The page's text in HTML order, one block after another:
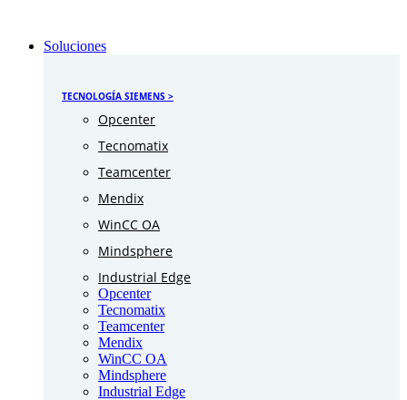
Soluciones
TECNOLOGÍA SIEMENS >
Opcenter
Tecnomatix
Teamcenter
Mendix
WinCC OA
Mindsphere
Industrial Edge
Opcenter
Tecnomatix
Teamcenter
Mendix
WinCC OA
Mindsphere
Industrial Edge